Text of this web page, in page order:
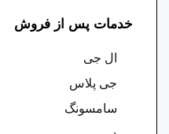
خدمات پس از فروش
ال جی
جی پلاس
سامسونگ